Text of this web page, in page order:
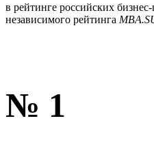
в рейтинге российских
независимого рейтинга
№ 1